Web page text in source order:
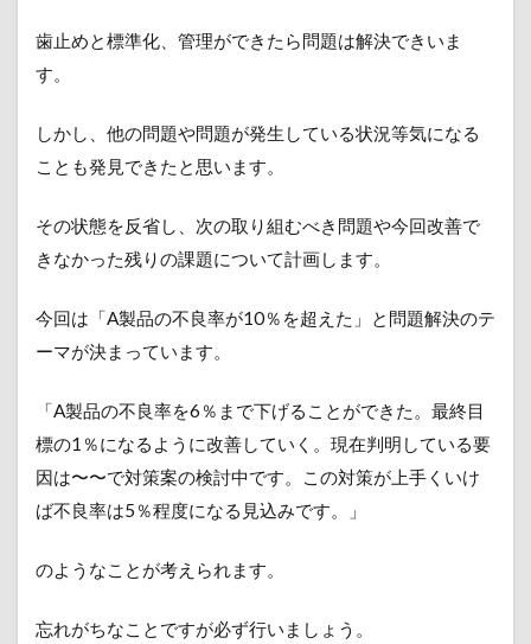
歯止めと標準化、管理ができたら問題は解決できいま
す。
しかし、他の問題や問題が発生している状況等気になる
ことも発見できたと思います。
その状態を反省し、次の取り組むべき問題や今回改善で
きなかった残りの課題について計画します。
今回は「A製品の不良率が10％を超えた」と問題解決のテ
ーマが決まっています。
「A製品の不良率を6％まで下げることができた。最終目
標の1％になるように改善していく。現在判明している要
因は〜〜で対策案の検討中です。この対策が上手くいけ
ば不良率は5％程度になる見込みです。」
のようなことが考えられます。
忘れがちなことですが必ず行いましょう。